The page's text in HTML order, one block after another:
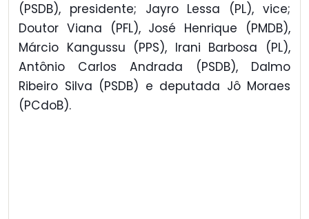
(PSDB), presidente; Jayro Lessa (PL), vice;
Doutor Viana (PFL), José Henrique (PMDB),
Márcio Kangussu (PPS), Irani Barbosa (PL),
Antônio Carlos Andrada (PSDB), Dalmo
Ribeiro Silva (PSDB) e deputada Jô Moraes
(PCdoB).